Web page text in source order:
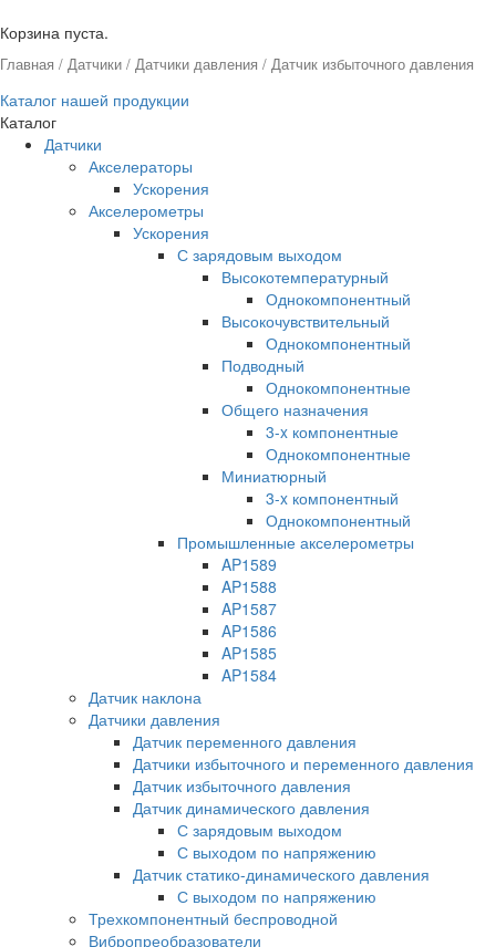
Корзина пуста.
Главная / Датчики / Датчики давления / Датчик избыточного давления
Каталог нашей продукции
Каталог
Датчики
Акселераторы
Ускорения
Акселерометры
Ускорения
С зарядовым выходом
Высокотемпературный
Однокомпонентный
Высокочувствительный
Однокомпонентный
Подводный
Однокомпонентные
Общего назначения
3-x компонентные
Однокомпонентные
Миниатюрный
3-x компонентный
Однокомпонентный
Промышленные акселерометры
AP1589
AP1588
AP1587
AP1586
AP1585
AP1584
Датчик наклона
Датчики давления
Датчик переменного давления
Датчики избыточного и переменного давления
Датчик избыточного давления
Датчик динамического давления
С зарядовым выходом
С выходом по напряжению
Датчик статико-динамического давления
С выходом по напряжению
Трехкомпонентный беспроводной
Вибропреобразователи